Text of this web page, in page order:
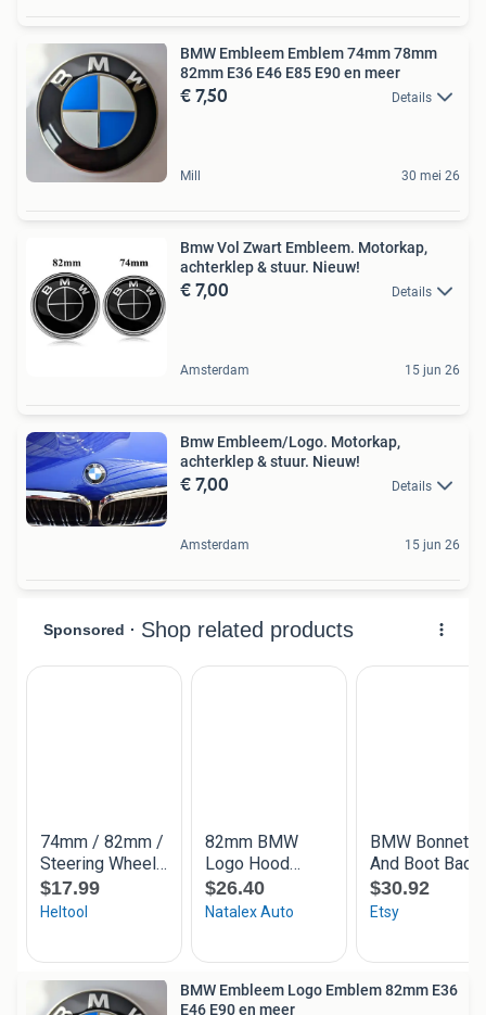
BMW Embleem Emblem 74mm 78mm
82mm E36 E46 E85 E90 en meer
€ 7,50 Details
Mill 30 mei 26
Bmw Vol Zwart Embleem. Motorkap,
achterklep & stuur. Nieuw!
€ 7,00 Details
Amsterdam 15 jun 26
Bmw Embleem/Logo. Motorkap,
achterklep & stuur. Nieuw!
€ 7,00 Details
Amsterdam 15 jun 26
BMW Embleem Logo Emblem 82mm E36
E46 E90 en meer